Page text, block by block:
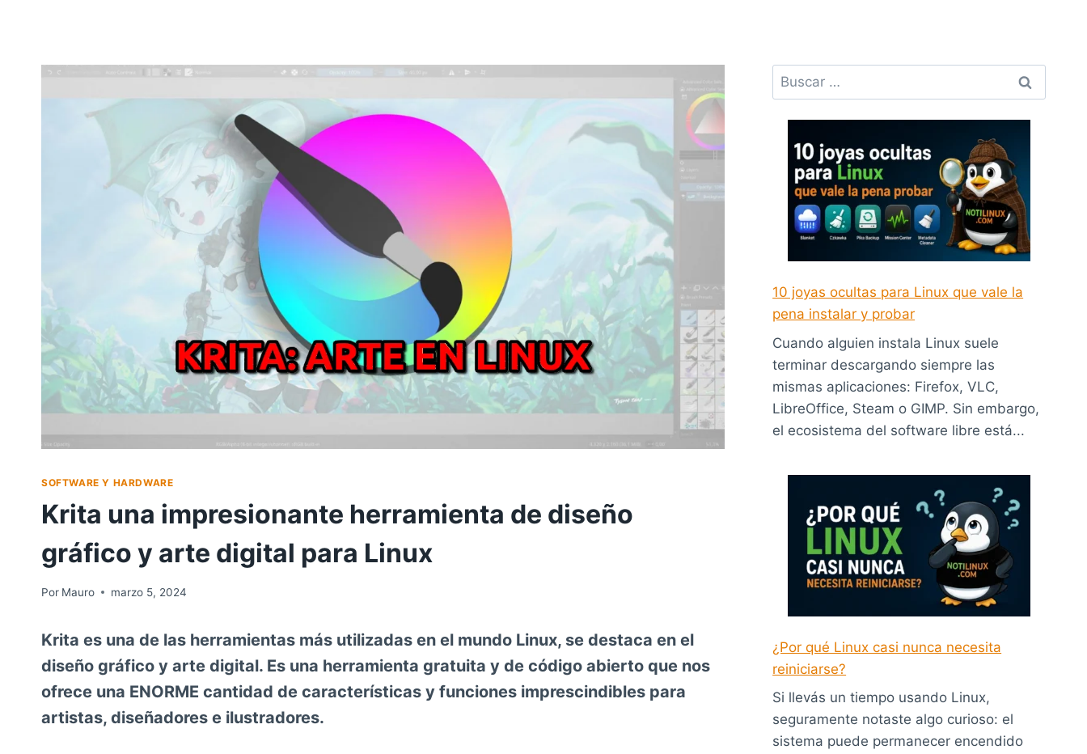
SOFTWARE Y HARDWARE
Krita una impresionante herramienta de diseño
gráfico y arte digital para Linux
Por Mauro marzo 5, 2024
Krita es una de las herramientas más utilizadas en el mundo Linux, se destaca en el
diseño gráfico y arte digital. Es una herramienta gratuita y de código abierto que nos
ofrece una ENORME cantidad de características y funciones imprescindibles para
artistas, diseñadores e ilustradores.
Buscar:
10 joyas ocultas para Linux que vale la
pena instalar y probar
Cuando alguien instala Linux suele
terminar descargando siempre las
mismas aplicaciones: Firefox, VLC,
LibreOffice, Steam o GIMP. Sin embargo,
el ecosistema del software libre está...
¿Por qué Linux casi nunca necesita
reiniciarse?
Si llevás un tiempo usando Linux,
seguramente notaste algo curioso: el
sistema puede permanecer encendido